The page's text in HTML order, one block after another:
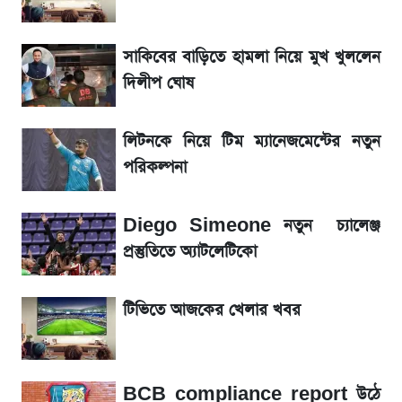
আগামীকালই স্পষ্ট হবে এসএসসি ফল প্রকাশের
তারিখ
জেনে নিন আজকের সোনা ও রুপার সর্বশেষ দাম
৬ আগস্ট দেশের বাজারে স্বর্ণের দাম
ফারহানা
তাপমাত্রা নিয়ে নতুন পূর্বাভাস দিল আবহাওয়া অফিস
রবির বড় সাফল্য! আয় কম বাড়লেও রেকর্ড মুনাফা ও
গ্রাহক বৃদ্ধি
সাকিবের বাড়িতে হামলা নিয়ে মুখ খুললেন
দিলীপ ঘোষ
লিটনকে নিয়ে টিম ম্যানেজমেন্টের নতুন
পরিকল্পনা
Diego Simeone নতুন চ্যালেঞ্জ
প্রস্তুতিতে অ্যাটলেটিকো
টিভিতে আজকের খেলার খবর
BCB compliance report উঠে